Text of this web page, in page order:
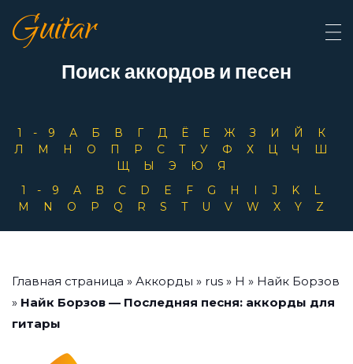
Guitar
Поиск аккордов и песен
1-9 А Б В Г Д Ё Е Ж З И Й
К
Л
М Н О П Р С Т У Ф Х Ц Ч
Ш
Щ
Ы Э Ю
Я
1-9
A B C D E F G H I J K
L
M
N O P Q R S T U V W X Y Z
Главная страница » Аккорды » rus » Н » Найк Борзов
» Найк Борзов — Последняя песня: аккорды для
гитары